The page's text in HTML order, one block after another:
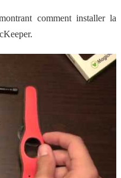
comment installer la